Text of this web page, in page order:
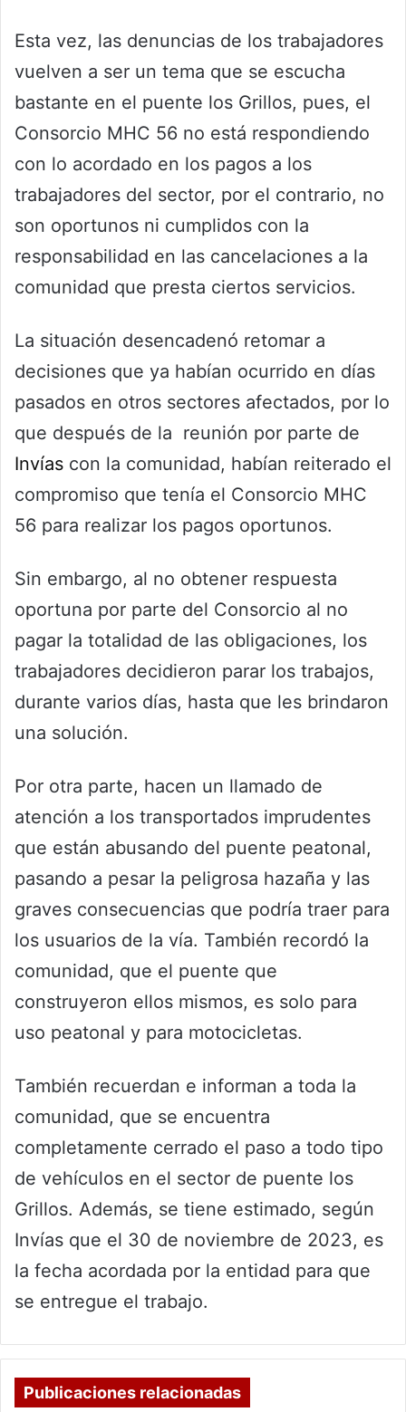
Esta vez, las denuncias de los trabajadores
vuelven a ser un tema que se escucha
bastante en el puente los Grillos, pues, el
Consorcio MHC 56 no está respondiendo
con lo acordado en los pagos a los
trabajadores del sector, por el contrario, no
son oportunos ni cumplidos con la
responsabilidad en las cancelaciones a la
comunidad que presta ciertos servicios.
La situación desencadenó retomar a
decisiones que ya habían ocurrido en días
pasados en otros sectores afectados, por lo
que después de la reunión por parte de
Invías con la comunidad, habían reiterado el
compromiso que tenía el Consorcio MHC
56 para realizar los pagos oportunos.
Sin embargo, al no obtener respuesta
oportuna por parte del Consorcio al no
pagar la totalidad de las obligaciones, los
trabajadores decidieron parar los trabajos,
durante varios días, hasta que les brindaron
una solución.
Por otra parte, hacen un llamado de
atención a los transportados imprudentes
que están abusando del puente peatonal,
pasando a pesar la peligrosa hazaña y las
graves consecuencias que podría traer para
los usuarios de la vía. También recordó la
comunidad, que el puente que
construyeron ellos mismos, es solo para
uso peatonal y para motocicletas.
También recuerdan e informan a toda la
comunidad, que se encuentra
completamente cerrado el paso a todo tipo
de vehículos en el sector de puente los
Grillos. Además, se tiene estimado, según
Invías que el 30 de noviembre de 2023, es
la fecha acordada por la entidad para que
se entregue el trabajo.
Publicaciones relacionadas